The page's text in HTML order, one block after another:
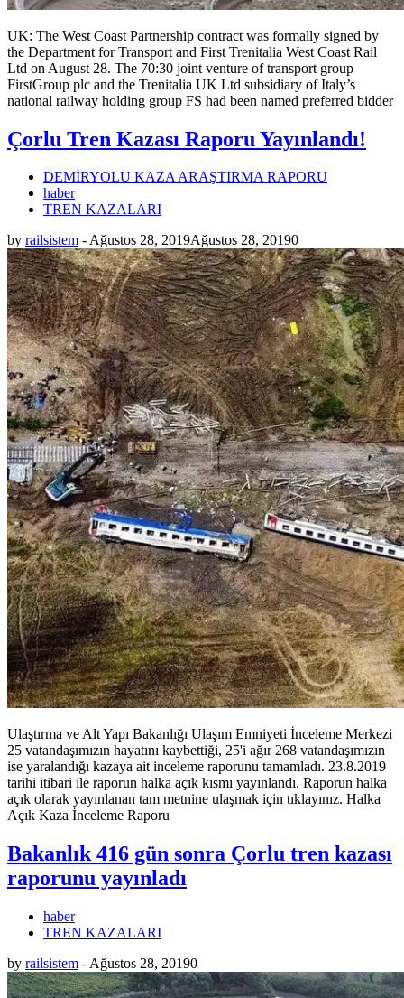
UK: The West Coast Partnership contract was formally signed by
the Department for Transport and First Trenitalia West Coast Rail
Ltd on August 28. The 70:30 joint venture of transport group
FirstGroup plc and the Trenitalia UK Ltd subsidiary of Italy’s
national railway holding group FS had been named preferred bidder
Çorlu Tren Kazası Raporu Yayınlandı!
DEMİRYOLU KAZA ARAŞTIRMA RAPORU
haber
TREN KAZALARI
by railsistem -Ağustos 28, 2019Ağustos 28, 20190
Ulaştırma ve Alt Yapı Bakanlığı Ulaşım Emniyeti İnceleme Merkezi
25 vatandaşımızın hayatını kaybettiği, 25'i ağır 268 vatandaşımızın
ise yaralandığı kazaya ait inceleme raporunu tamamladı. 23.8.2019
tarihi itibari ile raporun halka açık kısmı yayınlandı. Raporun halka
açık olarak yayınlanan tam metnine ulaşmak için tıklayınız. Halka
Açık Kaza İnceleme Raporu
Bakanlık 416 gün sonra Çorlu tren kazası
raporunu yayınladı
haber
TREN KAZALARI
by railsistem - Ağustos 28, 20190